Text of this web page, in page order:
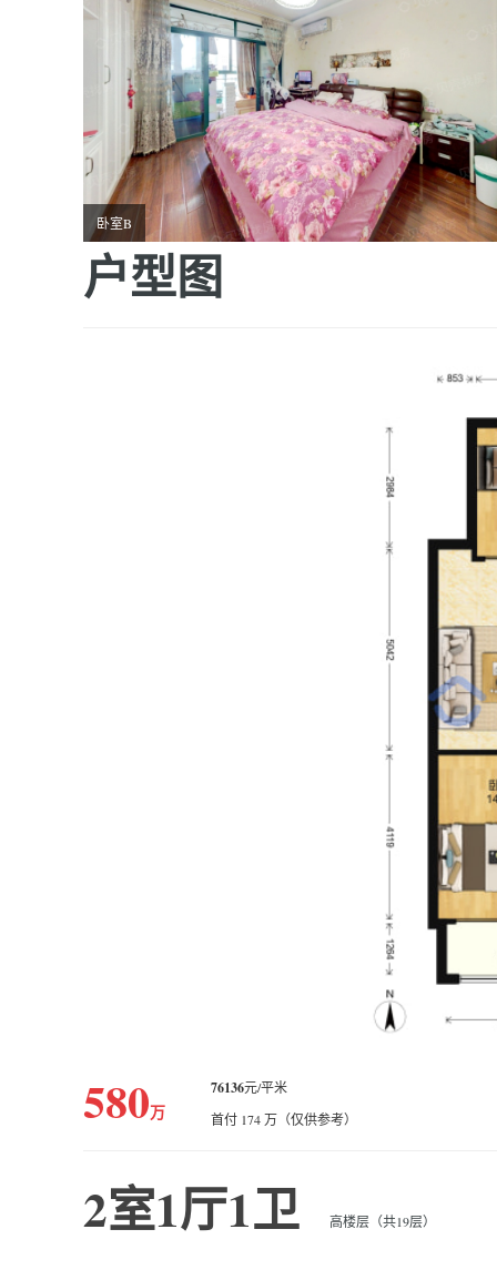
卧室B
户型图
580万
76136元/平米
首付 174 万（仅供参考）
2室1厅1卫 高楼层（共19层）